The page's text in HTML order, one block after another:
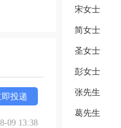
即投递
09 13:38
宋女士
简女士
圣女士
彭女士
张先生
葛先生